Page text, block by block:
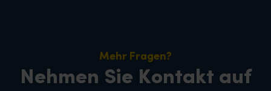
Mehr Fragen?
Nehmen Sie Kontakt auf